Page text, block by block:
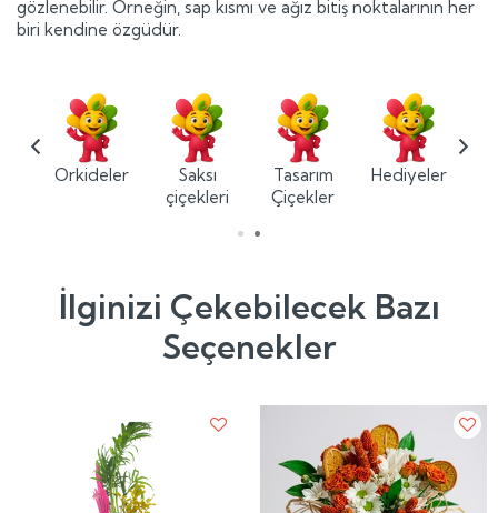
gözlenebilir. Örneğin, sap kısmı ve ağız bitiş noktalarının her
biri kendine özgüdür.
Orkideler
Saksı
çiçekleri
Tasarım
Çiçekler
Hediyeler
İlginizi Çekebilecek Bazı
Seçenekler